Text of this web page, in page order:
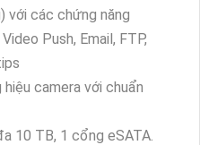
với các chứng năng
Push, Email, FTP,
camera với chuẩn
10 TB, 1 cổng eSATA.